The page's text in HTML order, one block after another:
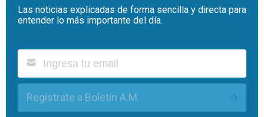
Las noticias explicadas de forma sencilla y directa para
entender lo más importante del día.
Regístrate a Boletín A.M.